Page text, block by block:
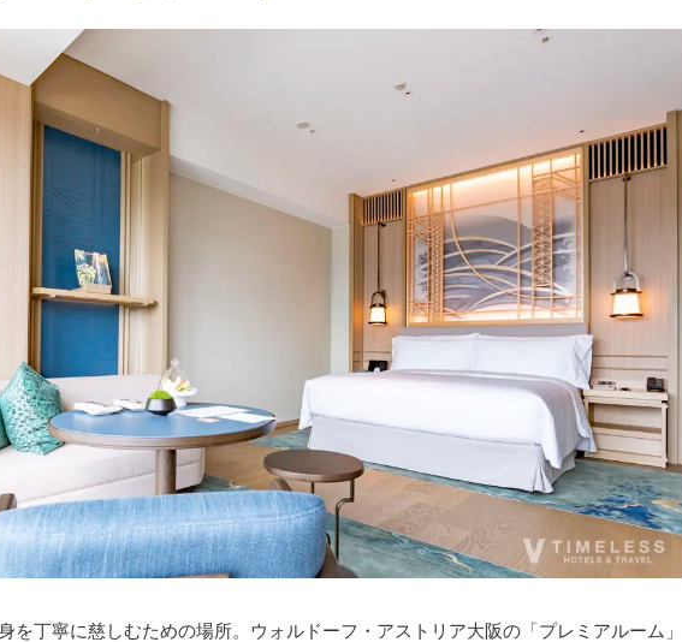
を丁寧に慈しむための場所。ウォルドーフ・アストリア大阪の「プレミアルーム」